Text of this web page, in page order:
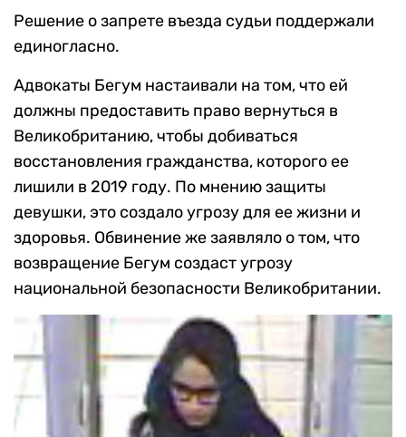
Решение о запрете въезда судьи поддержали
единогласно.
Адвокаты Бегум настаивали на том, что ей
должны предоставить право вернуться в
Великобританию, чтобы добиваться
восстановления гражданства, которого ее
лишили в 2019 году. По мнению защиты
девушки, это создало угрозу для ее жизни и
здоровья. Обвинение же заявляло о том, что
возвращение Бегум создаст угрозу
национальной безопасности Великобритании.